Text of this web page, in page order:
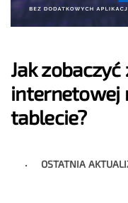
Jak
internetowej
tablecie?
OSTATNIA